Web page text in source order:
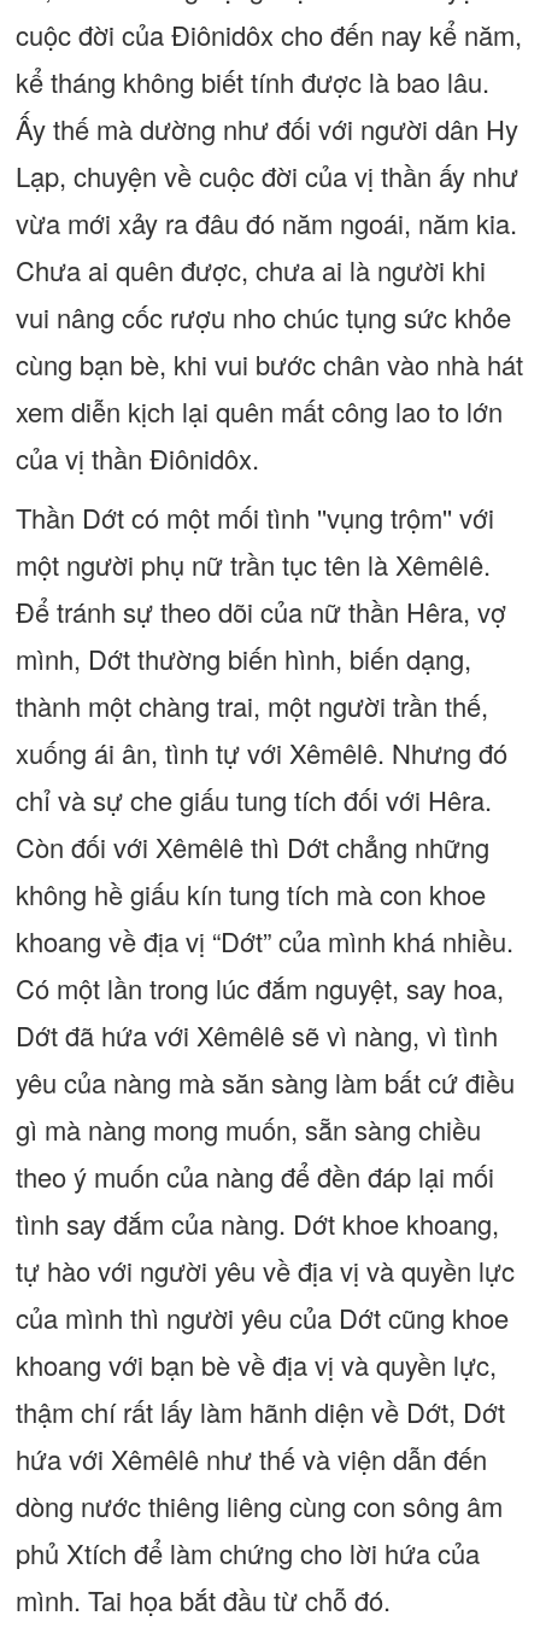
cuộc đời của Điônidôx cho đến nay kể năm,
kể tháng không biết tính được là bao lâu.
Ấy thế mà dường như đối với người dân Hy
Lạp, chuyện về cuộc đời của vị thần ấy như
vừa mới xảy ra đâu đó năm ngoái, năm kia.
Chưa ai quên được, chưa ai là người khi
vui nâng cốc rượu nho chúc tụng sức khỏe
cùng bạn bè, khi vui bước chân vào nhà hát
xem diễn kịch lại quên mất công lao to lớn
của vị thần Điônidôx.
Thần Dớt có một mối tình ''vụng trộm'' với
một người phụ nữ trần tục tên là Xêmêlê.
Để tránh sự theo dõi của nữ thần Hêra, vợ
mình, Dớt thường biến hình, biến dạng,
thành một chàng trai, một người trần thế,
xuống ái ân, tình tự với Xêmêlê. Nhưng đó
chỉ và sự che giấu tung tích đối với Hêra.
Còn đối với Xêmêlê thì Dớt chẳng những
không hề giấu kín tung tích mà con khoe
khoang về địa vị “Dớt” của mình khá nhiều.
Có một lần trong lúc đắm nguyệt, say hoa,
Dớt đã hứa với Xêmêlê sẽ vì nàng, vì tình
yêu của nàng mà săn sàng làm bất cứ điều
gì mà nàng mong muốn, sẵn sàng chiều
theo ý muốn của nàng để đền đáp lại mối
tình say đắm của nàng. Dớt khoe khoang,
tự hào với người yêu về địa vị và quyền lực
của mình thì người yêu của Dớt cũng khoe
khoang với bạn bè về địa vị và quyền lực,
thậm chí rất lấy làm hãnh diện về Dớt, Dớt
hứa với Xêmêlê như thế và viện dẫn đến
dòng nước thiêng liêng cùng con sông âm
phủ Xtích để làm chứng cho lời hứa của
mình. Tai họa bắt đầu từ chỗ đó.